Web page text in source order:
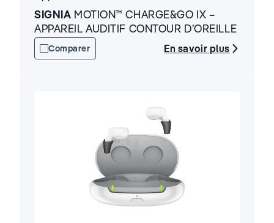
SIGNIA MOTION™ CHARGE&GO IX –
APPAREIL AUDITIF CONTOUR D’OREILLE
Comparer En savoir plus